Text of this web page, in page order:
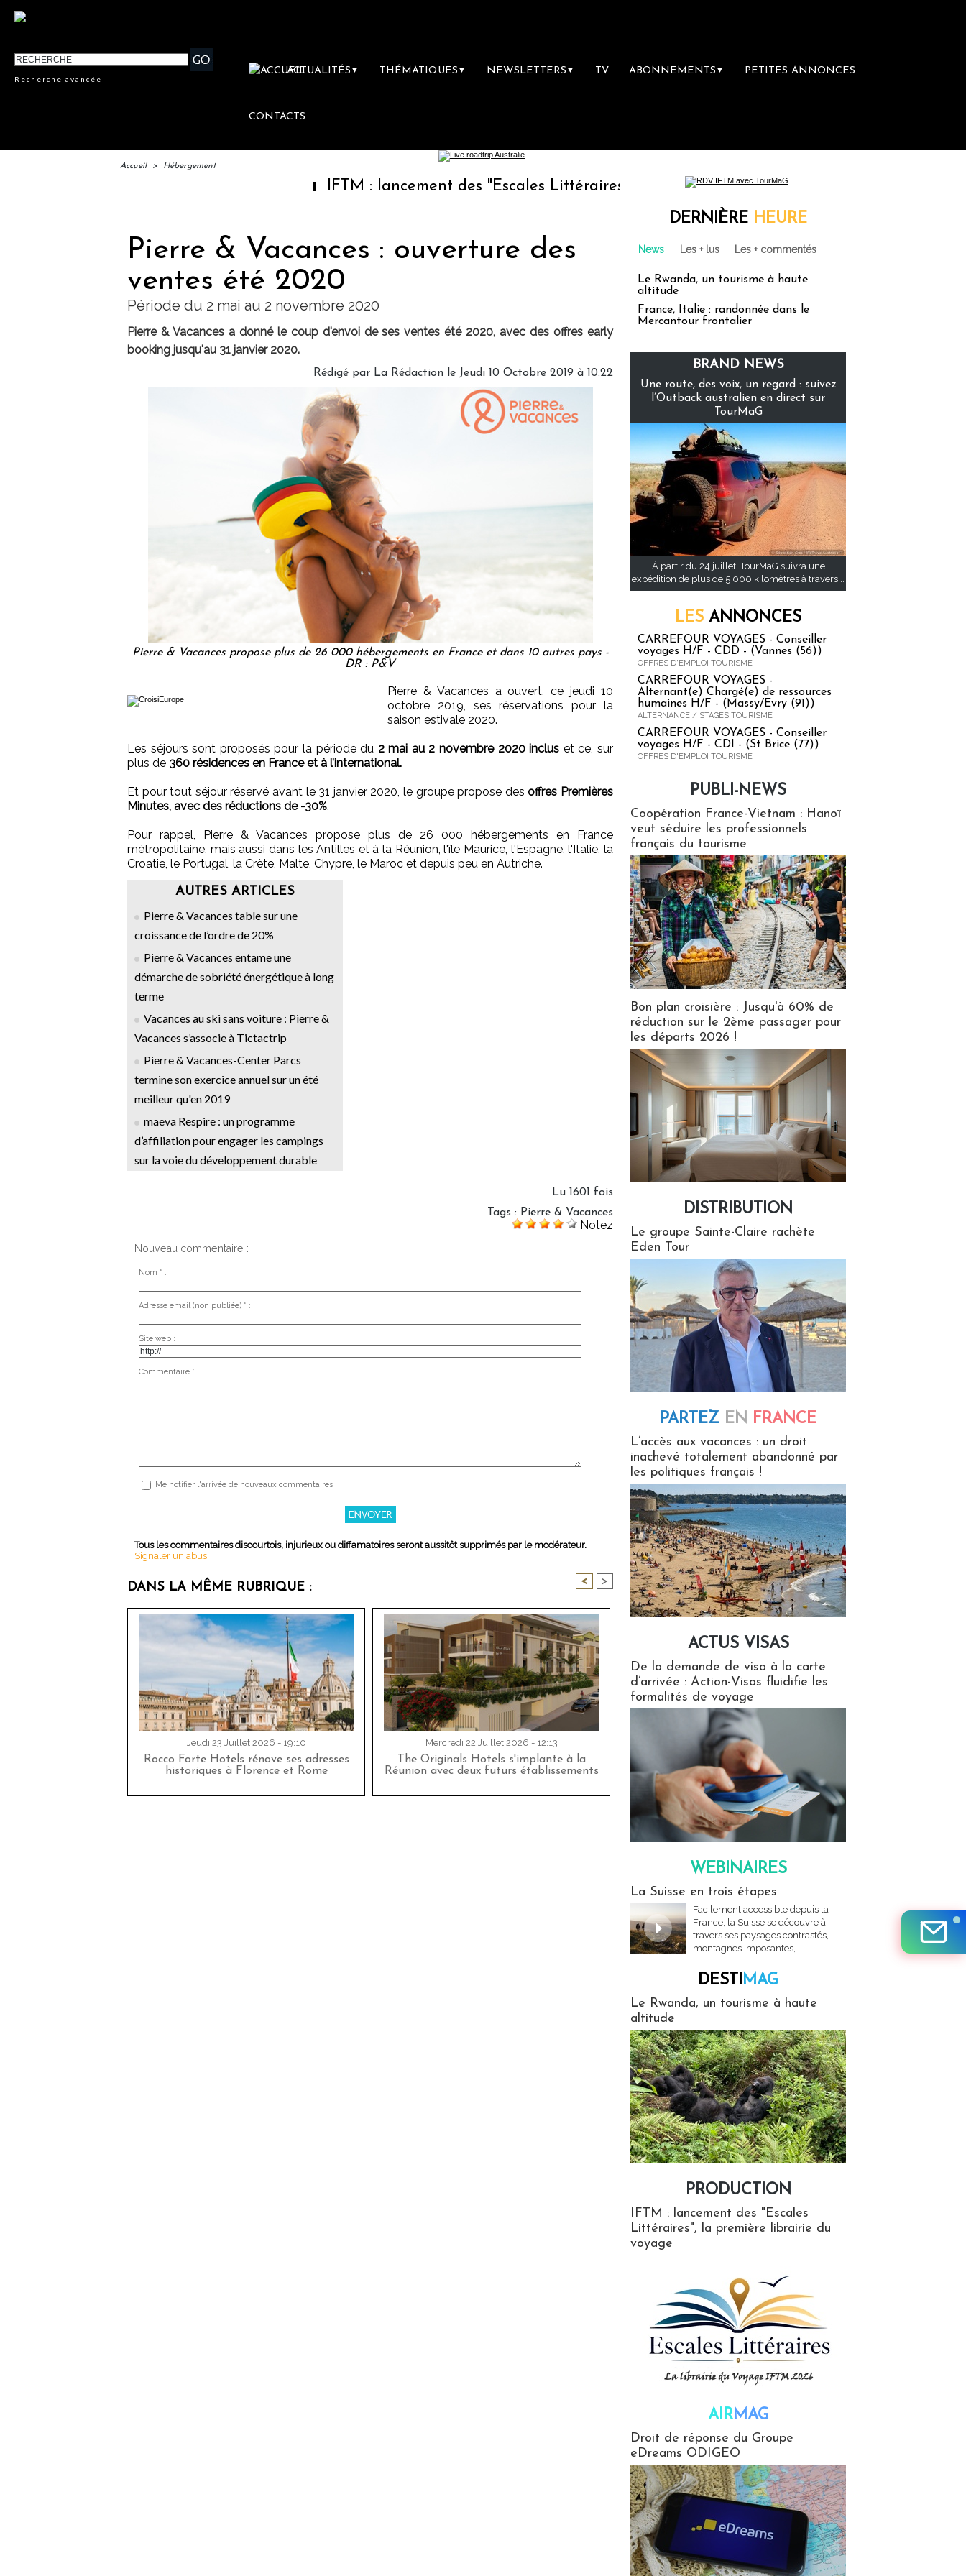
Recherche avancée
ACTUALITÉS ▼ THÉMATIQUES ▼ NEWSLETTERS ▼ TV ABONNEMENTS ▼ PETITES ANNONCES
CONTACTS
Accueil > Hébergement
IFTM : lancement des "Escales Littéraires", la première librairie du voyage
Pierre & Vacances : ouverture des
ventes été 2020
Période du 2 mai au 2 novembre 2020
Pierre & Vacances a donné le coup d'envoi de ses ventes été 2020, avec des offres early
booking jusqu'au 31 janvier 2020.
Rédigé par La Rédaction le Jeudi 10 Octobre 2019 à 10:22
Pierre & Vacances propose plus de 26 000 hébergements en France et dans 10 autres pays -
DR : P&V
Pierre & Vacances a ouvert, ce jeudi 10
octobre 2019, ses réservations pour la
saison estivale 2020.
Les séjours sont proposés pour la période du 2 mai au 2 novembre 2020 inclus et ce, sur
plus de 360 résidences en France et à l’international.
Et pour tout séjour réservé avant le 31 janvier 2020, le groupe propose desoffres Premières
Minutes, avec des réductions de -30%.
Pour rappel, Pierre & Vacances propose plus de 26 000 hébergements en France
métropolitaine, mais aussi dans les Antilles et à la Réunion, l'île Maurice, l'Espagne, l'Italie, la
Croatie, le Portugal, la Crète, Malte, Chypre, le Maroc et depuis peu en Autriche.
AUTRES ARTICLES
Pierre & Vacances table sur une
croissance de l’ordre de 20%
Pierre & Vacances entame une
démarche de sobriété énergétique à long
terme
Vacances au ski sans voiture : Pierre &
Vacances s’associe à Tictactrip
Pierre & Vacances-Center Parcs
termine son exercice annuel sur un été
meilleur qu'en 2019
maeva Respire : un programme
d’affiliation pour engager les campings
sur la voie du développement durable
Lu 1601 fois
Tags : Pierre & Vacances
Notez
Nouveau commentaire :
Nom * :
Adresse email (non publiée) * :
Site web :
Commentaire * :
Me notifier l'arrivée de nouveaux commentaires
Tous les commentaires discourtois, injurieux ou diffamatoires seront aussitôt supprimés par le modérateur.
Signaler un abus
DANS LA MÊME RUBRIQUE : < >
Jeudi 23 Juillet 2026 - 19:10
Rocco Forte Hotels rénove ses adresses
historiques à Florence et Rome
Mercredi 22 Juillet 2026 - 12:13
The Originals Hotels s'implante à la
Réunion avec deux futurs établissements
DERNIÈRE HEURE
News Les + lus Les + commentés
Le Rwanda, un tourisme à haute
altitude
France, Italie : randonnée dans le
Mercantour frontalier
BRAND NEWS
Une route, des voix, un regard : suivez
l’Outback australien en direct sur
TourMaG
À partir du 24 juillet, TourMaG suivra une
expédition de plus de 5 000 kilomètres à travers...
LES ANNONCES
CARREFOUR VOYAGES - Conseiller
voyages H/F - CDD - (Vannes (56))
OFFRES D'EMPLOI TOURISME
CARREFOUR VOYAGES -
Alternant(e) Chargé(e) de ressources
humaines H/F - (Massy/Evry (91))
ALTERNANCE / STAGES TOURISME
CARREFOUR VOYAGES - Conseiller
voyages H/F - CDI - (St Brice (77))
OFFRES D'EMPLOI TOURISME
PUBLI-NEWS
Coopération France-Vietnam : Hanoï
veut séduire les professionnels
français du tourisme
Bon plan croisière : Jusqu'à 60% de
réduction sur le 2ème passager pour
les départs 2026 !
DISTRIBUTION
Le groupe Sainte-Claire rachète
Eden Tour
PARTEZ EN FRANCE
L’accès aux vacances : un droit
inachevé totalement abandonné par
les politiques français !
ACTUS VISAS
De la demande de visa à la carte
d’arrivée : Action-Visas fluidifie les
formalités de voyage
WEBINAIRES
La Suisse en trois étapes
Facilement accessible depuis la
France, la Suisse se découvre à
travers ses paysages contrastés,
montagnes imposantes,...
DESTIMAG
Le Rwanda, un tourisme à haute
altitude
PRODUCTION
IFTM : lancement des "Escales
Littéraires", la première librairie du
voyage
AIRMAG
Droit de réponse du Groupe
eDreams ODIGEO